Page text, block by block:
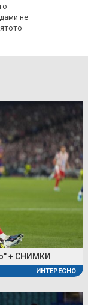
не
+ СНИМКИ
ИНТЕРЕСНО